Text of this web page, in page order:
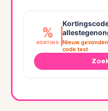
%
KORTING
Nieuw
code test